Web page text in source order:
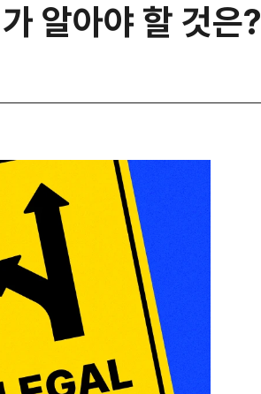
알아야 할 것은?